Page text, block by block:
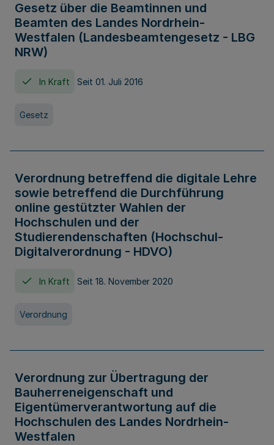
Gesetz über die Beamtinnen und
Beamten des Landes Nordrhein-
Westfalen (Landesbeamtengesetz - LBG
NRW)
In Kraft Seit 01. Juli 2016
Gesetz
Verordnung betreffend die digitale Lehre
sowie betreffend die Durchführung
online gestützter Wahlen der
Hochschulen und der
Studierendenschaften (Hochschul-
Digitalverordnung - HDVO)
In Kraft Seit 18. November 2020
Verordnung
Verordnung zur Übertragung der
Bauherreneigenschaft und
Eigentümerverantwortung auf die
Hochschulen des Landes Nordrhein-
Westfalen